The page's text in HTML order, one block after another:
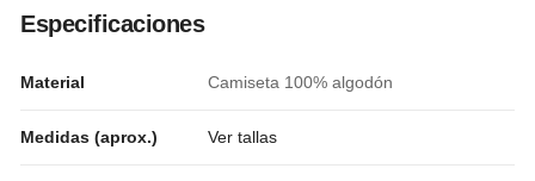
Especificaciones
Material Camiseta 100% algodón
Medidas (aprox.) Ver tallas